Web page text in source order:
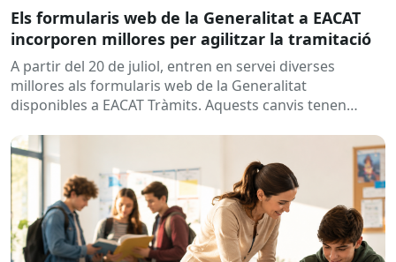
Els formularis web de la Generalitat a EACAT
incorporen millores per agilitzar la tramitació
A partir del 20 de juliol, entren en servei diverses
millores als formularis web de la Generalitat
disponibles a EACAT Tràmits. Aquests canvis tenen